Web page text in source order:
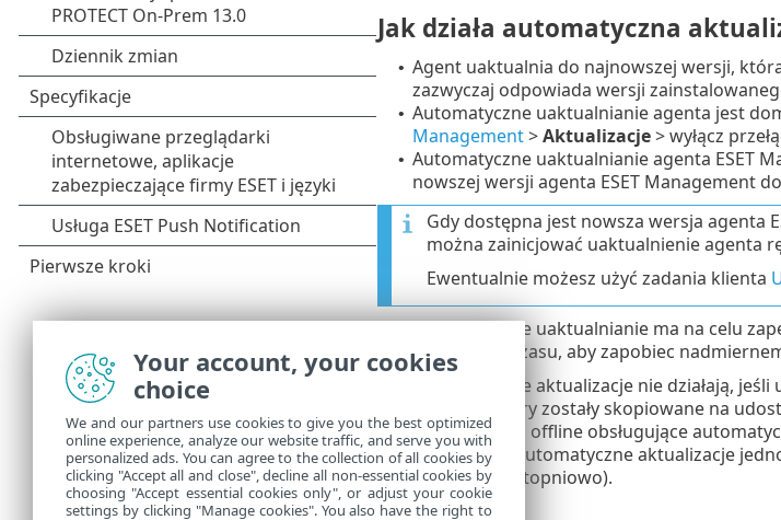
Jak działa automatyczna
• Agent uaktualnia do najnowszej wersji,
zazwyczaj odpowiada wersji
• Automatyczne uaktualnianie agenta jest
Management>Aktualizacje> wyłącz
• Automatyczne uaktualnianie agenta ESET
nowszej wersji agenta ESET Management
Gdy dostępna jest nowsza wersja agenta
można zainicjować uaktualnienie agenta
Ewentualnie możesz użyć zadania klienta
Automatyczne uaktualnianie ma na celu
przestrzeni czasu, aby zapobiec
Automatyczne aktualizacje nie działają,
jeśli instalatory zostały skopiowane na
repozytorium offline obsługujące
dystrybuuje automatyczne aktualizacje
aktualizacje stopniowo).
Your account, your cookies
choice
We and our partners use cookies to give you the best optimized
online experience, analyze our website traffic, and serve you with
personalized ads. You can agree to the collection of all cookies by
clicking "Accept all and close", decline all non-essential cookies by
choosing "Accept essential cookies only", or adjust your cookie
settings by clicking "Manage cookies". You also have the right to